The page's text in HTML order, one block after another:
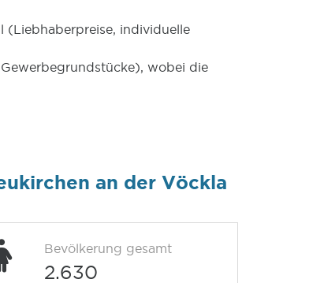
(Liebhaberpreise, individuelle
wobei die
an der Vöckla
Bevölkerung gesamt
2.630